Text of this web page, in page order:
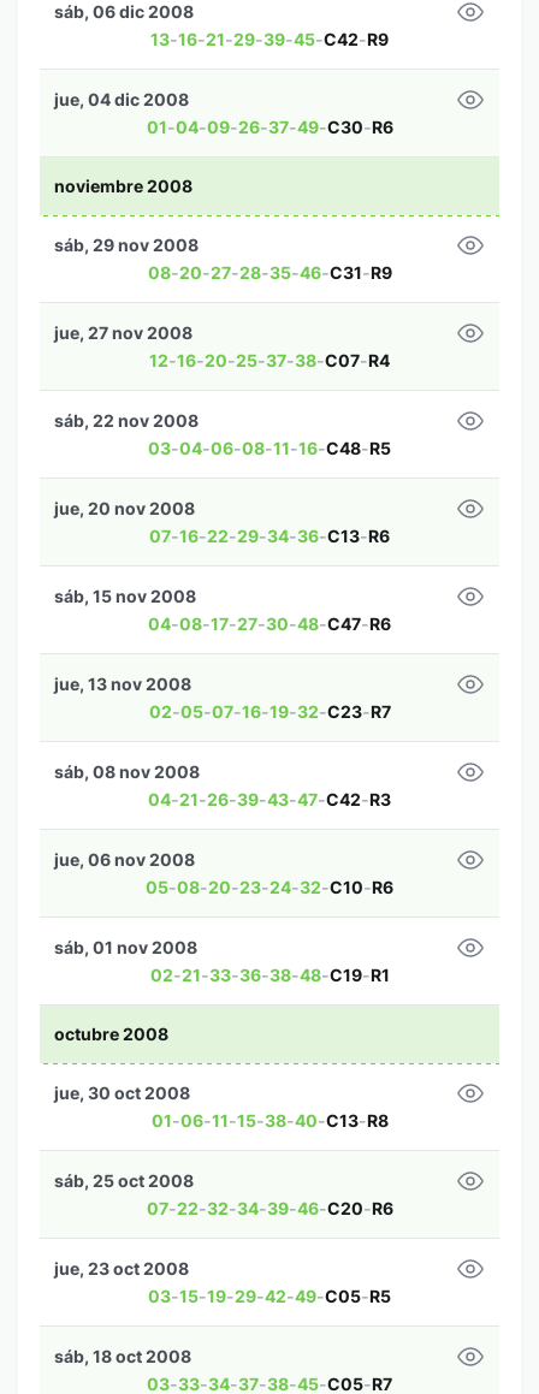
13-16-21-29-39-45-C42-R9
sáb, 06 dic 2008
01-04-09-26-37-49-C30-R6
jue, 04 dic 2008
noviembre 2008
08-20-27-28-35-46-C31-R9
sáb, 29 nov 2008
12-16-20-25-37-38-C07-R4
jue, 27 nov 2008
03-04-06-08-11-16-C48-R5
sáb, 22 nov 2008
07-16-22-29-34-36-C13-R6
jue, 20 nov 2008
04-08-17-27-30-48-C47-R6
sáb, 15 nov 2008
02-05-07-16-19-32-C23-R7
jue, 13 nov 2008
04-21-26-39-43-47-C42-R3
sáb, 08 nov 2008
05-08-20-23-24-32-C10-R6
jue, 06 nov 2008
02-21-33-36-38-48-C19-R1
sáb, 01 nov 2008
octubre 2008
01-06-11-15-38-40-C13-R8
jue, 30 oct 2008
07-22-32-34-39-46-C20-R6
sáb, 25 oct 2008
03-15-19-29-42-49-C05-R5
jue, 23 oct 2008
03-33-34-37-38-45-C05-R7
sáb, 18 oct 2008